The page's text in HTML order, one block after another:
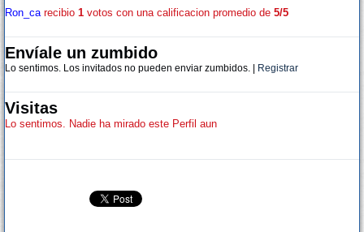
Ron_carecibio 1 votos con una calificacion promedio de 5/5
Envíale un zumbido
Lo sentimos. Los invitados no pueden enviar zumbidos. | Registrar
Visitas
Lo sentimos. Nadie ha mirado este Perfil aun